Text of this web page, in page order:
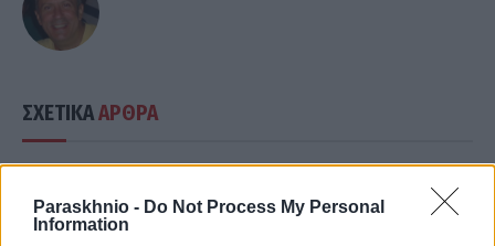
Paraskhnio - Do Not Process My Personal
Information
ΣΧΕΤΙΚΑΑΡΘΡΑ